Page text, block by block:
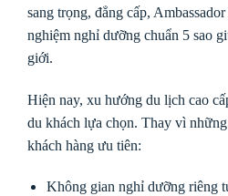
sang trọng, đẳng cấp,
nghiệm nghỉ dưỡng chuẩn 5 sao
giới.
Hiện nay, xu hướng du lịch cao
du khách lựa chọn. Thay vì
khách hàng ưu tiên:
Không gian nghỉ dưỡng riêng